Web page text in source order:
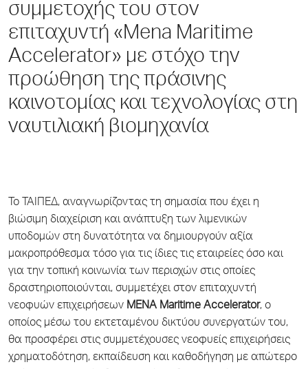
συμμετοχής του στον
επιταχυντή «Mena Maritime
Accelerator» με στόχο την
προώθηση της πράσινης
καινοτομίας και τεχνολογίας στη
ναυτιλιακή βιομηχανία
To ΤΑΙΠΕΔ, αναγνωρίζοντας τη σημασία που έχει η
βιώσιμη διαχείριση και ανάπτυξη των λιμενικών
υποδομών στη δυνατότητα να δημιουργούν αξία
μακροπρόθεσμα τόσο για τις ίδιες τις εταιρείες όσο και
για την τοπική κοινωνία των περιοχών στις οποίες
δραστηριοποιούνται, συμμετέχει στον επιταχυντή
νεοφυών επιχειρήσεων MENA Maritime Accelerator, ο
οποίος μέσω του εκτεταμένου δικτύου συνεργατών του,
θα προσφέρει στις συμμετέχουσες νεοφυείς επιχειρήσεις
χρηματοδότηση, εκπαίδευση και καθοδήγηση με απώτερο